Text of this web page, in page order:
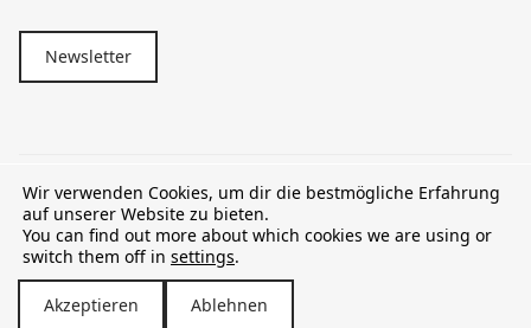
Newsletter
© 2026 Pharmacie Pétange
TVA LU15581262
Wir verwenden Cookies, um dir die bestmögliche Erfahrung
auf unserer Website zu bieten.
You can find out more about which cookies we are using or
switch them off in settings.
Akzeptieren Ablehnen